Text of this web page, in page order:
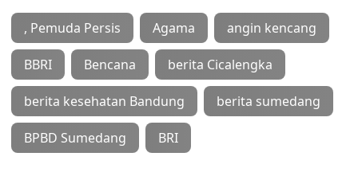
, Pemuda Persis Agama angin kencang
BBRI Bencana berita Cicalengka
berita kesehatan Bandung berita sumedang
BPBD Sumedang BRI